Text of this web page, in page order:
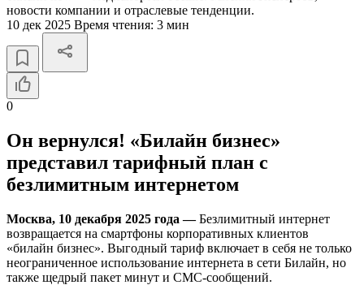
новости компании и отраслевые тенденции.
10 дек 2025 Время чтения: 3 мин
0
Он вернулся! «Билайн бизнес»
представил тарифный план с
безлимитным интернетом
Москва, 10 декабря 2025 года — Безлимитный интернет
возвращается на смартфоны корпоративных клиентов
«билайн бизнес». Выгодный тариф включает в себя не только
неограниченное использование интернета в сети Билайн, но
также щедрый пакет минут и СМС-сообщений.